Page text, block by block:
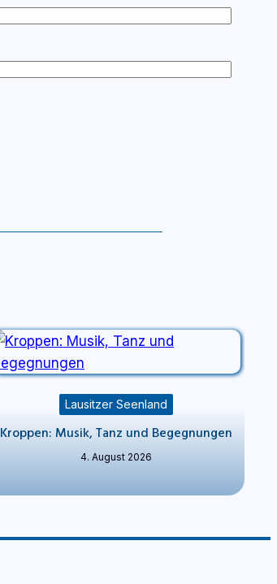
Lausitzer Seenland
Kroppen: Musik, Tanz und Begegnungen
4. August 2026